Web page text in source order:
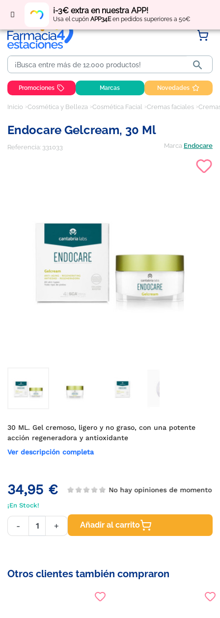
¡-3€ extra en nuestra APP!
Usa el cupón APP34Een pedidos superiores a 50€
Regístratey obtén puntos por tus compras

Promociones Marcas Novedades
Inicio Cosmética y Belleza Cosmética Facial Cremas faciales
Endocare Gelcream, 30 Ml
Referencia: 331033 Marca Endocare
30 ML. Gel cremoso, ligero y no graso, con una potente
acción regeneradora y antioxidante
Ver descripción completa
34,95 € No hay opiniones de momento
¡En Stock!
- + Añadir al carrito
Otros clientes también compraron